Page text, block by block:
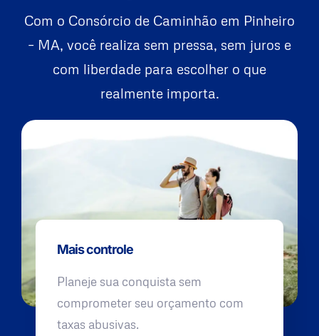
Com o Consórcio de Caminhão em Pinheiro
– MA, você realiza sem pressa, sem juros e
com liberdade para escolher o que
realmente importa.
Mais controle
Planeje sua conquista sem
comprometer seu orçamento com
taxas abusivas.